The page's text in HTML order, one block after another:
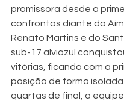
promissora desde a
confrontos diante do
Renato Martins e do
sub-17 alviazul
vitórias, ficando com a
posição de forma
quartas de final, a